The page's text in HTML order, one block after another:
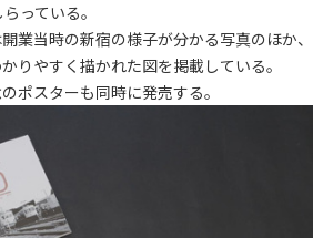
っている。
業当時の新宿の様子が分かる写真のほか、
りやすく描かれた図を掲載している。
ポスターも同時に発売する。